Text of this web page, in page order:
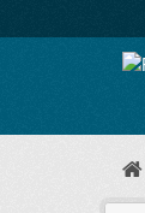
to